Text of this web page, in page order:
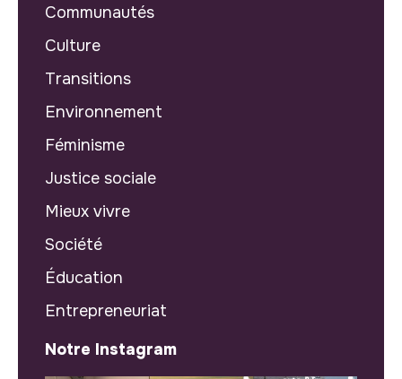
Communautés
Culture
Transitions
Environnement
Féminisme
Justice sociale
Mieux vivre
Société
Éducation
Entrepreneuriat
Notre Instagram